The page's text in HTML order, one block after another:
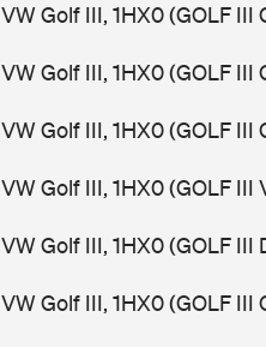
VW Golf III, 1HX0 (GOLF III
VW Golf III, 1HX0 (GOLF III
VW Golf III, 1HX0 (GOLF III
VW Golf III, 1HX0 (GOLF III
VW Golf III, 1HX0 (GOLF III
VW Golf III, 1HX0 (GOLF III